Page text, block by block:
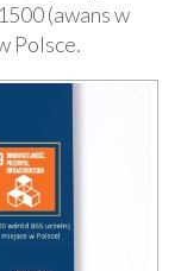
(awans w
Polsce.